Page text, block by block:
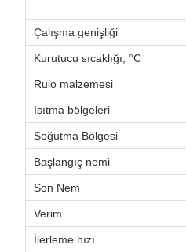
Çalışma genişliği
Kurutucu sıcaklığı, °C
Rulo malzemesi
Isıtma bölgeleri
Soğutma Bölgesi
Başlangıç ​​nemi
Son Nem
Verim
İlerleme hızı